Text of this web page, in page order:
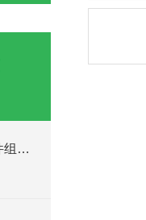
夹紧气缸主要是由这五个部件组成的